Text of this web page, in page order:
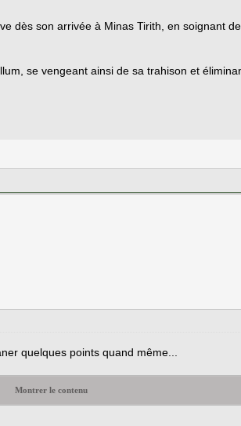
dès son arrivée à Minas Tirith, en soignant
se vengeant ainsi de sa trahison et
quelques points quand même...
Montrer le contenu